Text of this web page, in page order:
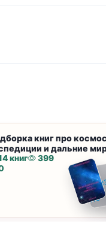
книг про
и дальние
книг
399